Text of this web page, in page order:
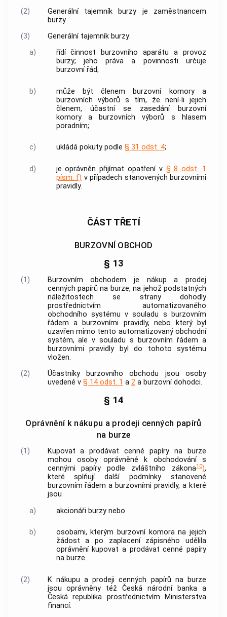
(2)
Generální tajemník burzy je zaměstnancem
burzy.
(3)
Generální tajemník burzy:
a)
řídí činnost burzovního aparátu a provoz
burzy; jeho práva a povinnosti určuje
burzovní řád;
b) může být členem burzovní komorya
burzovních výborů s tím, že není-li jejich
členem, účastní se zasedání
burzovní
komorya burzovních výborů s hlasem
poradním;
c) ukládá pokuty podle § 31 odst. 4;
d) je oprávněn přijímat opatření v § 8 odst. 1
písm. f) v případech stanovených burzovními
pravidly.
ČÁST TŘETÍ
BURZOVNÍ OBCHOD
§ 13
(1) Burzovním obchodem je nákup a prodej
cenných papírů na burze, na jehož podstatných
náležitostech se strany dohodly
prostřednictvím automatizovaného
obchodního systému v souladu s burzovním
řádem a burzovními pravidly, nebo který byl
uzavřen mimo tento automatizovaný obchodní
systém, ale v souladu s burzovním řádem a
burzovními pravidly byl do tohoto systému
vložen.
(2)
Účastníky burzovního obchodu jsou osoby
uvedené v § 14 odst. 1 a 2a burzovní dohodci.
§ 14
Oprávnění k nákupu a prodeji cenných papírů
na burze
(1) Kupovat a prodávatcenné papíry na burze
mohou osoby oprávněné k obchodování s
cennými papíry podle zvláštního zákona10),
které splňují další podmínky stanovené
burzovním řádem a burzovními pravidly, a které
jsou
a)
akcionáři burzy nebo
b) osobami, kterým burzovní komorana jejich
žádost a po zaplacení zápisného udělila
oprávnění kupovat a prodávatcenné papíry
na burze.
(2) K nákupu a prodejicenných papírů na burze
jsou oprávněny též Česká národní
banka a
Česká republika prostřednictvím Ministerstva
financí.